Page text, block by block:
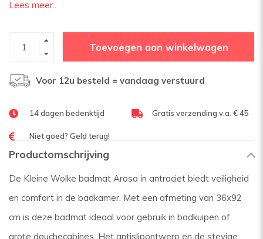
Lees meer..
Toevoegen aan winkelwagen
Voor 12u besteld = vandaag verstuurd
14 dagen bedenktijd Gratis verzending v.a. € 45
Niet goed? Geld terug!
Productomschrijving
De Kleine Wolke badmat Arosa in antraciet biedt veiligheid
en comfort in de badkamer. Met een afmeting van 36x92
cm is deze badmat ideaal voor gebruik in badkuipen of
grote douchecabines. Het antislipontwerp en de stevige